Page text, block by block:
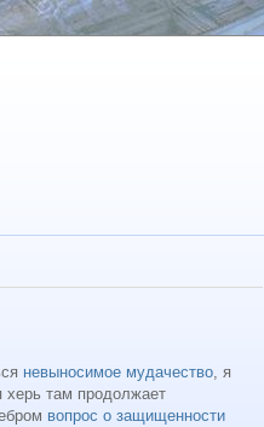
невыносимое мудачество, я
херь там продолжает
вопрос о защищенности